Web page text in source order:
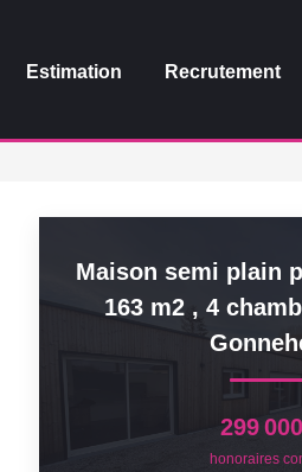
Estimation Recrutement
Maison semi plain
163 m2 , 4
299
honoraires